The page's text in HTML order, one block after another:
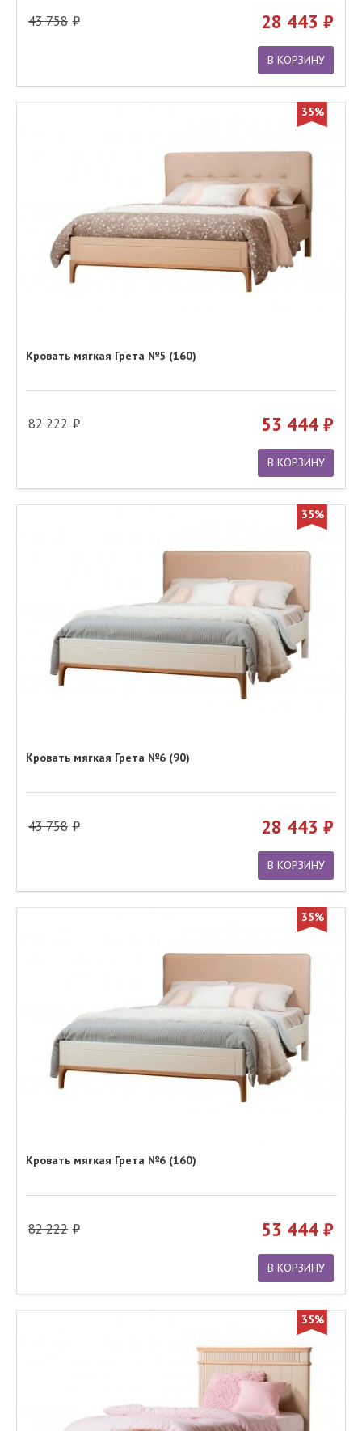
43 758 28 443
В КОРЗИНУ
35%
Кровать мягкая Грета №5 (160)
82 222 53 444
В КОРЗИНУ
35%
Кровать мягкая Грета №6 (90)
43 758 28 443
В КОРЗИНУ
35%
Кровать мягкая Грета №6 (160)
82 222 53 444
В КОРЗИНУ
35%